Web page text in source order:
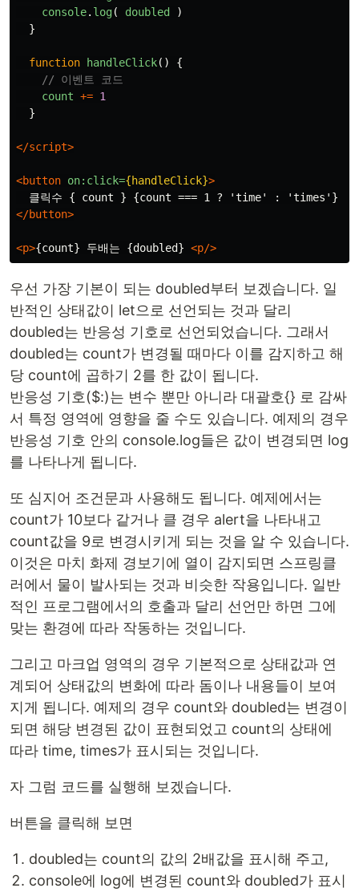
console. log( doubled
)
}
function handleClick()
{
// 이벤트 코드
count += 1
}
</script>
<button on:click={handleClick}>
</button>
<p>{count} 두배는 {doubled} <p/>
우선 가장 기본이 되는 doubled부터 보겠습니다. 일
반적인 상태값이 let으로 선언되는 것과 달리
doubled는 반응성 기호로 선언되었습니다. 그래서
doubled는 count가 변경될 때마다 이를 감지하고 해
당 count에 곱하기 2를 한 값이 됩니다.
반응성 기호($:)는 변수 뿐만 아니라 대괄호{} 로 감싸
서 특정 영역에 영향을 줄 수도 있습니다. 예제의 경우
반응성 기호 안의 console.log들은 값이 변경되면 log
를 나타나게 됩니다.
또 심지어 조건문과 사용해도 됩니다. 예제에서는
count가 10보다 같거나 클 경우 alert을 나타내고
count값을 9로 변경시키게 되는 것을 알 수 있습니다.
이것은 마치 화제 경보기에 열이 감지되면 스프링클
러에서 물이 발사되는 것과 비슷한 작용입니다. 일반
적인 프로그램에서의 호출과 달리 선언만 하면 그에
맞는 환경에 따라 작동하는 것입니다.
그리고 마크업 영역의 경우 기본적으로 상태값과 연
계되어 상태값의 변화에 따라 돔이나 내용들이 보여
지게 됩니다. 예제의 경우 count와 doubled는 변경이
되면 해당 변경된 값이 표현되었고 count의 상태에
따라 time, times가 표시되는 것입니다.
자 그럼 코드를 실행해 보겠습니다.
버튼을 클릭해 보면
doubled는 count의 값의 2배값을 표시해 주고,
console에 log에 변경된 count와 doubled가 표시